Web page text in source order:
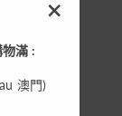
滿 :
澳門)